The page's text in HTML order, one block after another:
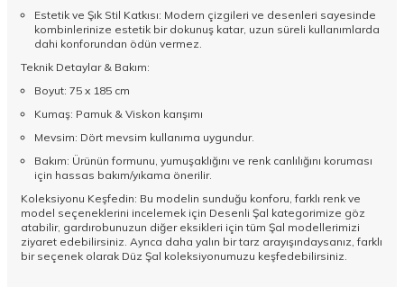
Estetik ve Şık Stil Katkısı: Modern çizgileri ve desenleri sayesinde
kombinlerinize estetik bir dokunuş katar, uzun süreli kullanımlarda
dahi konforundan ödün vermez.
Teknik Detaylar & Bakım:
Boyut: 75 x 185 cm
Kumaş: Pamuk & Viskon karışımı
Mevsim: Dört mevsim kullanıma uygundur.
Bakım: Ürünün formunu, yumuşaklığını ve renk canlılığını koruması
için hassas bakım/yıkama önerilir.
Koleksiyonu Keşfedin: Bu modelin sunduğu konforu, farklı renk ve
model seçeneklerini incelemek için Desenli Şal kategorimize göz
atabilir, gardırobunuzun diğer eksikleri için tüm Şal modellerimizi
ziyaret edebilirsiniz. Ayrıca daha yalın bir tarz arayışındaysanız, farklı
bir seçenek olarak Düz Şal koleksiyonumuzu keşfedebilirsiniz.